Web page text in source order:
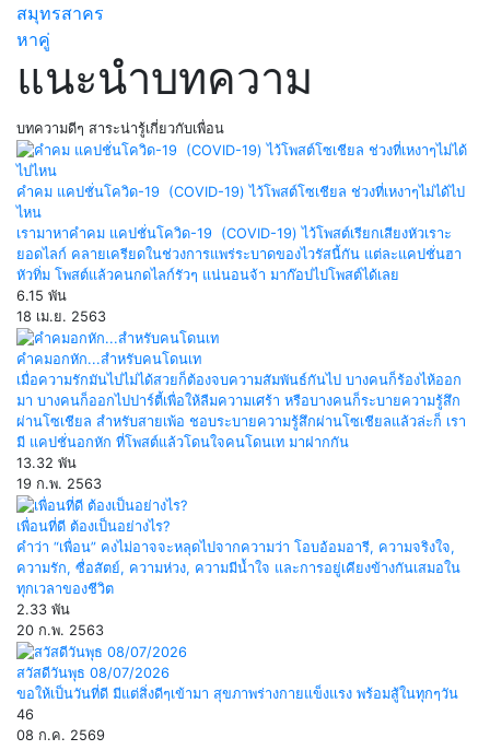
สมุทรสาคร
หาคู่
แนะนำบทความ
บทความดีๆ สาระน่ารู้เกี่ยวกับเพื่อน
คำคม แคปชั่นโควิด-19 (COVID-19) ไว้โพสต์โซเชียล ช่วงที่เหงาๆไม่ได้ไป
ไหน
เรามาหาคำคม แคปชั่นโควิด-19 (COVID-19) ไว้โพสต์เรียกเสียงหัวเราะ
ยอดไลก์ คลายเครียดในช่วงการแพร่ระบาดของไวรัสนี้กัน แต่ละแคปชั่นฮา
หัวทิ่ม โพสต์แล้วคนกดไลก์รัวๆ แน่นอนจ้า มาก๊อปไปโพสต์ได้เลย
6.15 พัน
18 เม.ย. 2563
คำคมอกหัก...สำหรับคนโดนเท
เมื่อความรักมันไปไม่ได้สวยก็ต้องจบความสัมพันธ์กันไป บางคนก็ร้องไห้ออก
มา บางคนก็ออกไปปาร์ตี้เพื่อให้ลืมความเศร้า หรือบางคนก็ระบายความรู้สึก
ผ่านโซเชียล สำหรับสายเพ้อ ชอบระบายความรู้สึกผ่านโซเชียลแล้วล่ะก็ เรา
มี แคปชั่นอกหัก ที่โพสต์แล้วโดนใจคนโดนเท มาฝากกัน
13.32 พัน
19 ก.พ. 2563
เพื่อนที่ดี ต้องเป็นอย่างไร?
คำว่า “เพื่อน” คงไม่อาจจะหลุดไปจากความว่า โอบอ้อมอารี, ความจริงใจ,
ความรัก, ซื่อสัตย์, ความห่วง, ความมีน้ำใจ และการอยู่เคียงข้างกันเสมอใน
ทุกเวลาของชีวิต
2.33 พัน
20 ก.พ. 2563
สวัสดีวันพุธ 08/07/2026
ขอให้เป็นวันที่ดี มีแต่สิ่งดีๆเข้ามา สุขภาพร่างกายแข็งแรง พร้อมสู้ในทุกๆวัน
46
08 ก.ค. 2569